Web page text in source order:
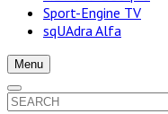
Sport-Engine TV
sqUAdra Alfa
Menu